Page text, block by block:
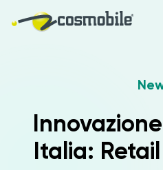
Prodotti
Soluzioni
Italia: